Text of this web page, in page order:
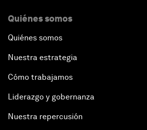
Quiénes somos
Quiénes somos
Nuestra estrategia
Cómo trabajamos
Liderazgo y gobernanza
Nuestra repercusión